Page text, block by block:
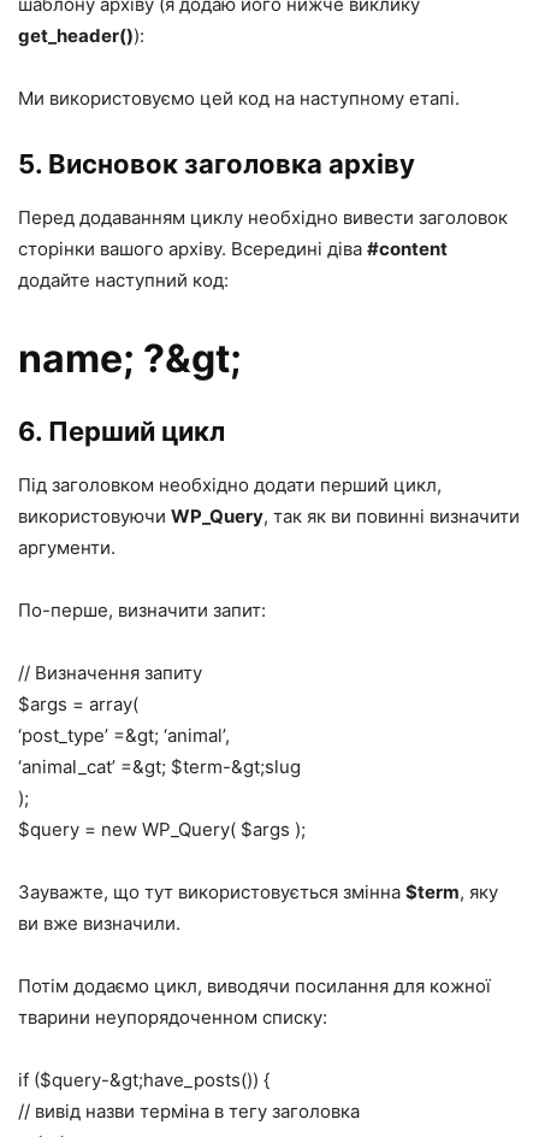
get_header()):
Ми використовуємо цей код на наступному етапі.
5. Висновок заголовка архіву
Перед додаванням циклу необхідно вивести заголовок
сторінки вашого архіву. Всередині діва #content
додайте наступний код:
name; ?&gt;
6. Перший цикл
Під заголовком необхідно додати перший цикл,
використовуючи WP_Query, так як ви повинні визначити
аргументи.
По-перше, визначити запит:
// Визначення запиту
$args = array(
‘post_type’ =&gt; ‘animal’,
‘animal_cat’ =&gt; $term-&gt;slug
);
$query = new WP_Query( $args );
Зауважте, що тут використовується змінна $term, яку
ви вже визначили.
Потім додаємо цикл, виводячи посилання для кожної
тварини неупорядоченном списку:
if ($query-&gt;have_posts()) {
// вивід назви терміна в тегу заголовка